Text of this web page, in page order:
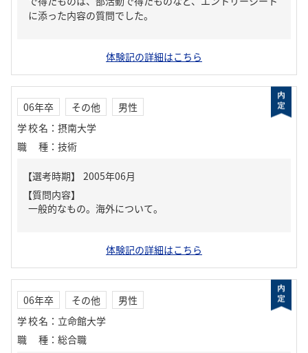
に添った内容の質問でした。
体験記の詳細はこちら
06年卒 その他
男性
学校名 ： 摂南大学
職種 ： 技術
【質問内容】
一般的なもの。海外について。
体験記の詳細はこちら
06年卒 その他
男性
学校名 ： 立命館大学
職種 ： 総合職